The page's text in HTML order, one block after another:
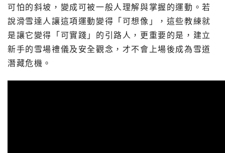
可怕的斜坡，變成可被一般人理解與掌握的運動。若
說滑雪達人讓這項運動變得「可想像」，這些教練就
是讓它變得「可實踐」的引路人，更重要的是，建立
新手的雪場禮儀及安全觀念，才不會上場後成為雪道
潛藏危機。